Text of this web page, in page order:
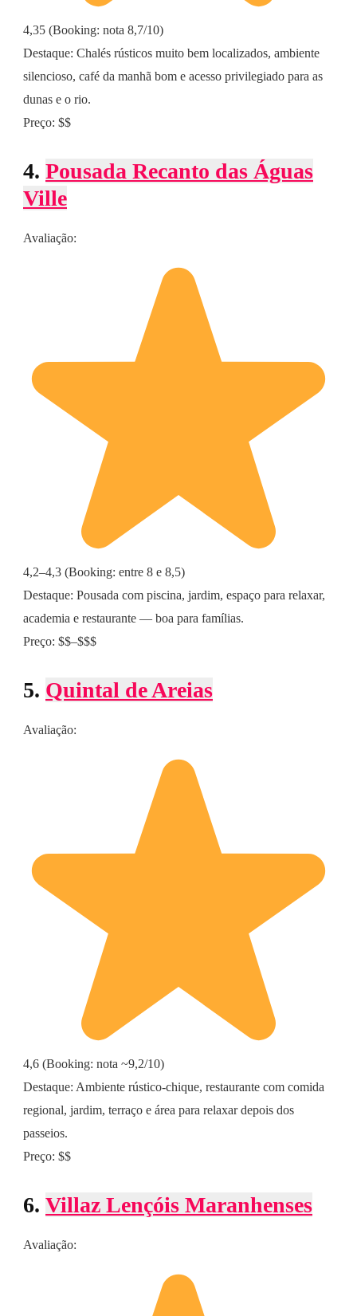
4,35 (Booking: nota 8,7/10)
Destaque: Chalés rústicos muito bem localizados, ambiente
silencioso, café da manhã bom e acesso privilegiado para as
dunas e o rio.
Preço: $$
4. Pousada Recanto das Águas
Ville
Avaliação:
4,2–4,3 (Booking: entre 8 e 8,5)
Destaque: Pousada com piscina, jardim, espaço para relaxar,
academia e restaurante — boa para famílias.
Preço: $$–$$$
5. Quintal de Areias
Avaliação:
4,6 (Booking: nota ~9,2/10)
Destaque: Ambiente rústico-chique, restaurante com comida
regional, jardim, terraço e área para relaxar depois dos
passeios.
Preço: $$
6. Villaz Lençóis Maranhenses
Avaliação: